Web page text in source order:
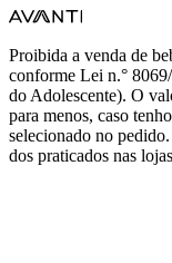
Proibida a venda de
conforme Lei n.°
do Adolescente). O
para menos, caso
selecionado no
dos praticados nas